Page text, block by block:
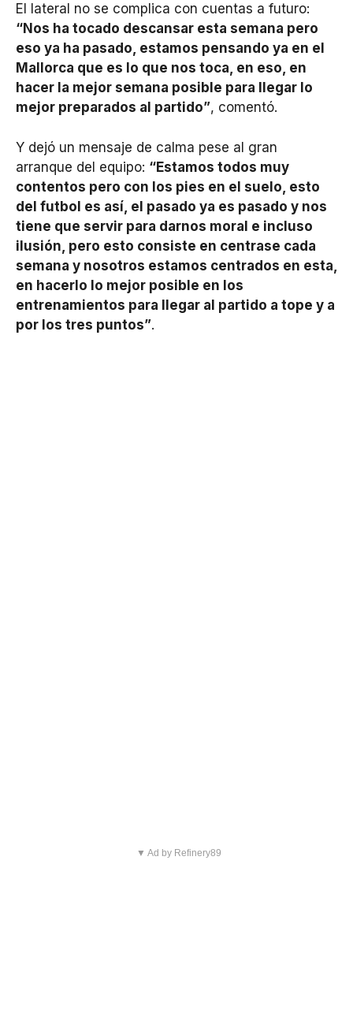
El lateral no se complica con cuentas a futuro:
“Nos ha tocado descansar esta semana pero
eso ya ha pasado, estamos pensando ya en el
Mallorca que es lo que nos toca, en eso, en
hacer la mejor semana posible para llegar lo
mejor preparados al partido”, comentó.
Y dejó un mensaje de calma pese al gran
arranque del equipo: “Estamos todos muy
contentos pero con los pies en el suelo, esto
del futbol es así, el pasado ya es pasado y nos
tiene que servir para darnos moral e incluso
ilusión, pero esto consiste en centrase cada
semana y nosotros estamos centrados en esta,
en hacerlo lo mejor posible en los
entrenamientos para llegar al partido a tope y a
por los tres puntos”.
▼ Ad by Refinery89